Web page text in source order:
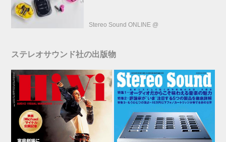
Stereo Sound ONLINE @
ステレオサウンド社の出版物